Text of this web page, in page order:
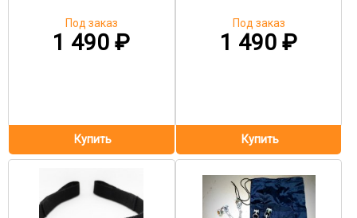
1 490₽
Под заказ
1 490₽
Под заказ